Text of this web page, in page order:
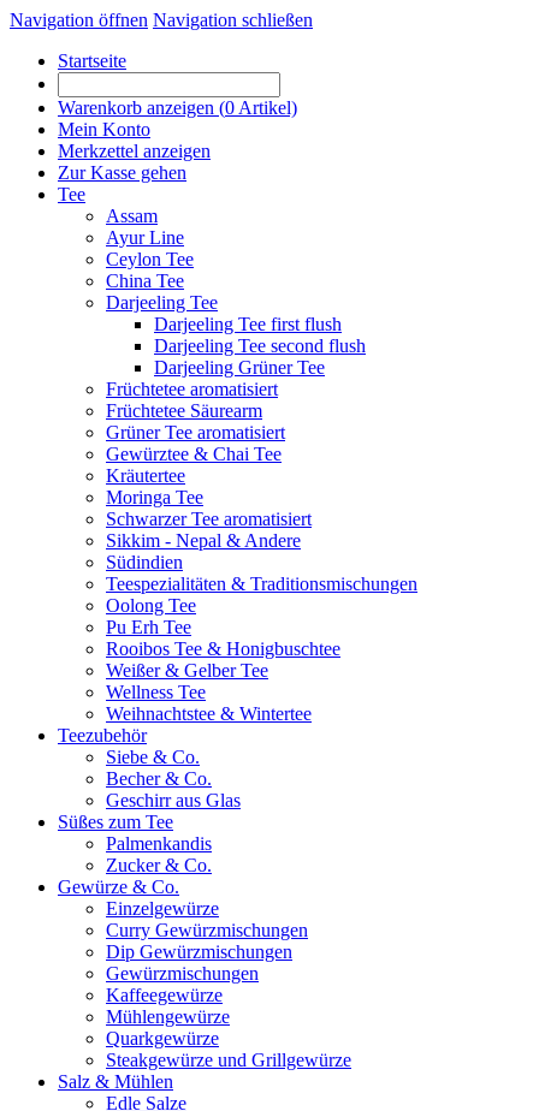
Navigation öffnen Navigation schließen
Startseite
Warenkorb anzeigen (0 Artikel)
Mein Konto
Merkzettel anzeigen
Zur Kasse gehen
Tee
Assam
Ayur Line
Ceylon Tee
China Tee
Darjeeling Tee
Darjeeling Tee first flush
Darjeeling Tee second flush
Darjeeling Grüner Tee
Früchtetee aromatisiert
Früchtetee Säurearm
Grüner Tee aromatisiert
Gewürztee & Chai Tee
Kräutertee
Moringa Tee
Schwarzer Tee aromatisiert
Sikkim - Nepal & Andere
Südindien
Teespezialitäten & Traditionsmischungen
Oolong Tee
Pu Erh Tee
Rooibos Tee & Honigbuschtee
Weißer & Gelber Tee
Wellness Tee
Weihnachtstee & Wintertee
Teezubehör
Siebe & Co.
Becher & Co.
Geschirr aus Glas
Süßes zum Tee
Palmenkandis
Zucker & Co.
Gewürze & Co.
Einzelgewürze
Curry Gewürzmischungen
Dip Gewürzmischungen
Gewürzmischungen
Kaffeegewürze
Mühlengewürze
Quarkgewürze
Steakgewürze und Grillgewürze
Salz & Mühlen
Edle Salze